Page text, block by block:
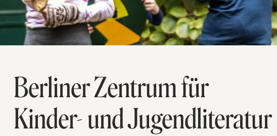
Berliner Zentrum für
Kinder- und Jugendliteratur